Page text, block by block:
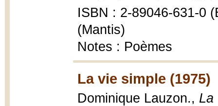
ISBN : 2-89046-631-0
(Mantis)
Notes : Poèmes
La vie simple (1975)
Dominique Lauzon., La